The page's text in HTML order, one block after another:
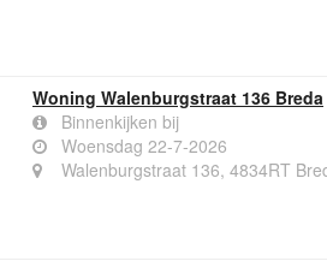
Woning Walenburgstraat 136 Breda
Binnenkijken bij
Woensdag 22-7-2026
Walenburgstraat 136, 4834RT